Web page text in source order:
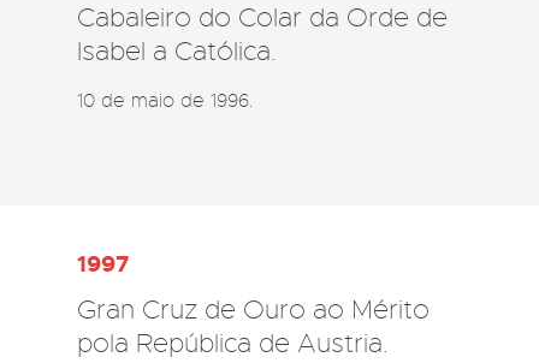
Cabaleiro do Colar da Orde de
Isabel a Católica.
10 de maio de 1996.
1997
Gran Cruz de Ouro ao Mérito
pola República de Austria.